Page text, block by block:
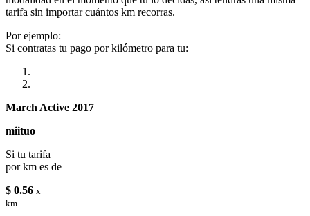
tarifa sin importar cuántos km recorras.
Por ejemplo:
Si contratas tu pago por kilómetro para tu:
March Active 2017
miituo
Si tu tarifa
por km es de
$ 0.56 x
km